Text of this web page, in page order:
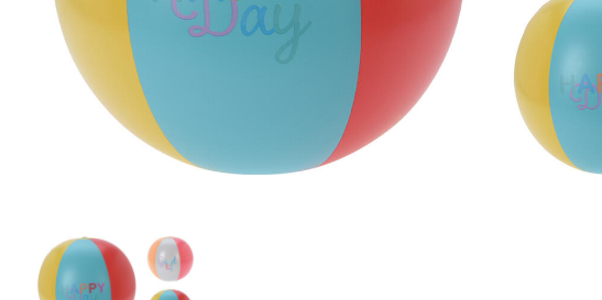
Auto-moto
Dekorace
Textil, koberce
Svítidla, žárovky
Sport, outdoor
Všechny kategorie